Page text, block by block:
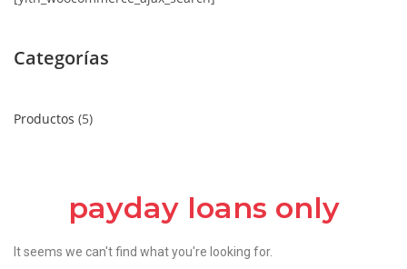
Categorías
Productos 5
payday loans only
It seems we can't find what you're looking for.